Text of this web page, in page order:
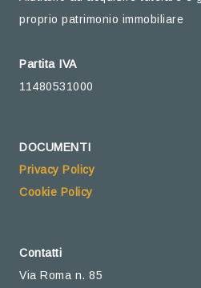
proprio patrimonio immobiliare
Partita IVA
11480531000
DOCUMENTI
Privacy Policy
Cookie Policy
Contatti
Via Roma n. 85